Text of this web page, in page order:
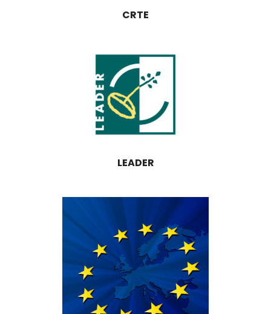
CRTE
LEADER